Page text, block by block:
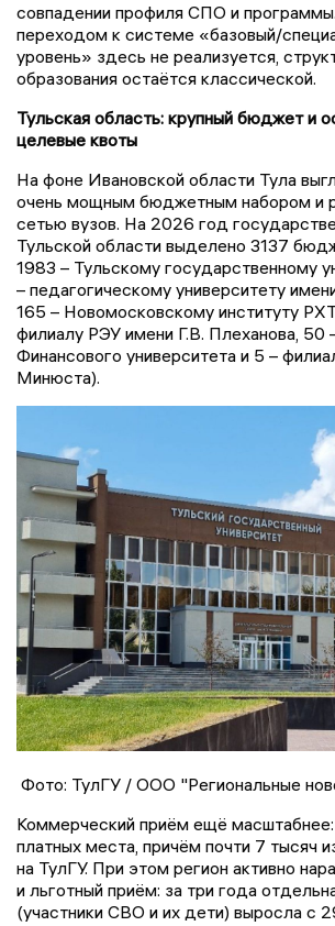
совпадении профиля СПО и
переходом к системе «базовый/
уровень» здесь не реализуется,
образования остаётся классической.
Тульская область: крупный бюджет и
целевые квоты
На фоне Ивановской области Тула
очень мощным бюджетным набором и
сетью вузов. На 2026 год
Тульской области выделено 3137
1983 – Тульскому государственному
– педагогическому университету
165 – Новомосковскому институту
филиалу РЭУ имени Г.В. Плеханова, 50
Финансового университета и 5 –
Минюста).
Фото: ТулГУ / ООО "Региональные
Коммерческий приём ещё
платных места, причём почти 7 тысяч
на ТулГУ. При этом регион активно
и льготный приём: за три года
(участники СВО и их дети) выросла с